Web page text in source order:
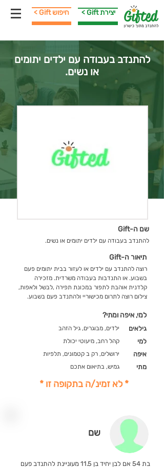
< Gift חיפוש < Gift יצירת
להתנדב בעבודה עם ילדים יתומים
או נשים.
שם ה-Gift
להתנדב בעבודה עם ילדים יתומים או נשים.
תיאור ה-Gift
רוצה להתנדב עם ילדים או לעזור בבית יתומים פעם
בשבוע. או התנדבות בעבודה משרדית. מזכירה
קלדנית אוהבת לתפור במכונת תפירה ,לבשל ולאפות,
צילום רוצה לתרום מכישוריי ולהתנדב פעם בשבוע.
למי, איפה ומתי?
ילדים, מבוגרים, גיל הזהב גילאים
קהל רחב, מיעוטי יכולת למי
ירושלים, רק ב קטמונים, תלפיות איפה
גמיש, בתיאום אתכם מתי
* לא זמינ/ה בתקופה זו *
שם
בת 54 אם לבן יחיד בן 11.5 מעוניינת להתנדב פעם